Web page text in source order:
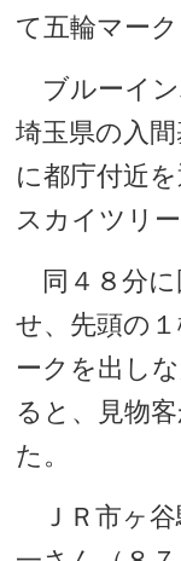
て五輪マーク
ブルーイン
埼玉県の入
に都庁付近
スカイツリ
同４８分に
せ、先頭の
ークを出し
ると、見物
た。
ＪＲ市ヶ谷